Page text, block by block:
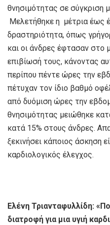
θνησιμότητας σε σύγκριση
Μελετήθηκε η μέτρια έως
δραστηριότητα, όπως
και οι άνδρες έφτασαν στο
επιβίωσή τους, κάνοντας
περίπου πέντε ώρες την
πέτυχαν τον ίδιο βαθμό
από δυόμιση ώρες την
θνησιμότητας μειώθηκε
κατά 15% στους άνδρες.
ξεκινήσει κάποιος άσκηση
καρδιολογικός έλεγχος.
Ελένη Τριανταφυλλίδη:
διατροφή για μια υγιή